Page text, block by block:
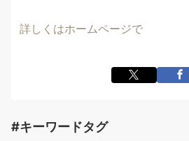
詳しくはホームページで
#キーワードタグ